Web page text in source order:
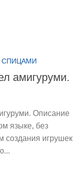
СПИЦАМИ
амигуруми.
Описание
языке, без
создания игрушек